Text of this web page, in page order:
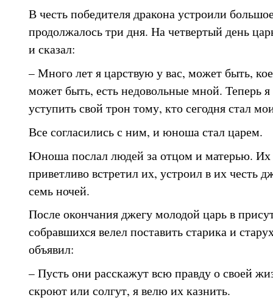
В честь победителя дракона устроили
продолжалось три дня. На четвертый день
и сказал:
– Много лет я царствую у вас, может быть,
может быть, есть недовольные мной. Теперь я
уступить свой трон тому, кто сегодня стал
Все согласились с ним, и юноша стал царем.
Юноша послал людей за отцом и матерью. Их
приветливо встретил их, устроил в их честь
семь ночей.
После окончания джегу молодой царь в
собравшихся велел поставить старика и
объявил:
– Пусть они расскажут всю правду о своей
скроют или солгут, я велю их казнить.